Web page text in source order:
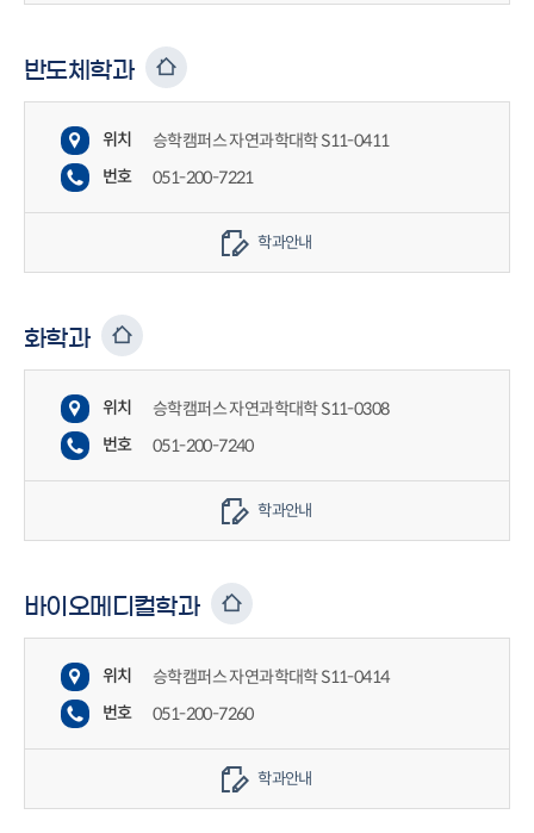
반도체학과
위치
승학캠퍼스 자연과학대학 S11-0411
번호
051-200-7221
학과안내
화학과
위치
승학캠퍼스 자연과학대학 S11-0308
번호
051-200-7240
학과안내
바이오메디컬학과
위치
승학캠퍼스 자연과학대학 S11-0414
번호
051-200-7260
학과안내